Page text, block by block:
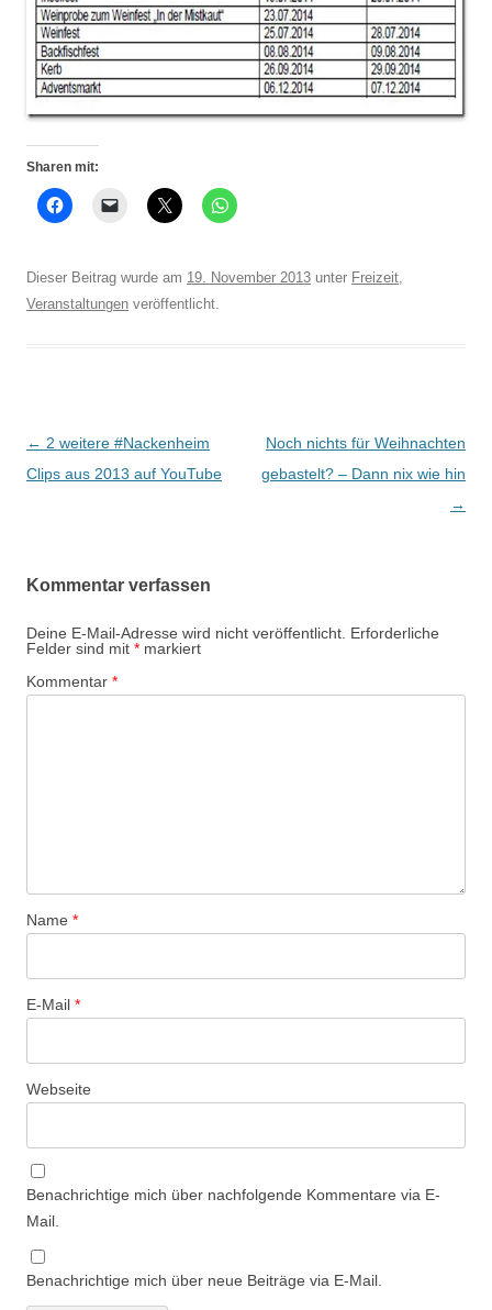
Sharen mit:
Dieser Beitrag wurde am 19. November 2013 unter Freizeit,
Veranstaltungen veröffentlicht.
Beitrags-
Navigation
← 2 weitere #Nackenheim
Clips aus 2013 auf YouTube
Noch nichts für Weihnachten
gebastelt? – Dann nix wie hin
→
Kommentar verfassen
Deine E-Mail-Adresse wird nicht veröffentlicht. Erforderliche
Felder sind mit * markiert
Kommentar *
Name *
E-Mail *
Webseite
Benachrichtige mich über nachfolgende Kommentare via E-
Mail.
Benachrichtige mich über neue Beiträge via E-Mail.